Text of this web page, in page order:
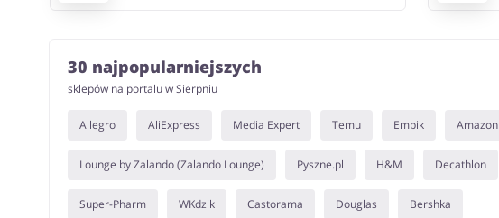
30 najpopularniejszych
sklepów na portalu w Sierpniu
Allegro AliExpress Media Expert Temu Empik Amazon
Lounge by Zalando (Zalando Lounge) Pyszne.pl H&M Decathlon
Super-Pharm WKdzik Castorama Douglas Bershka